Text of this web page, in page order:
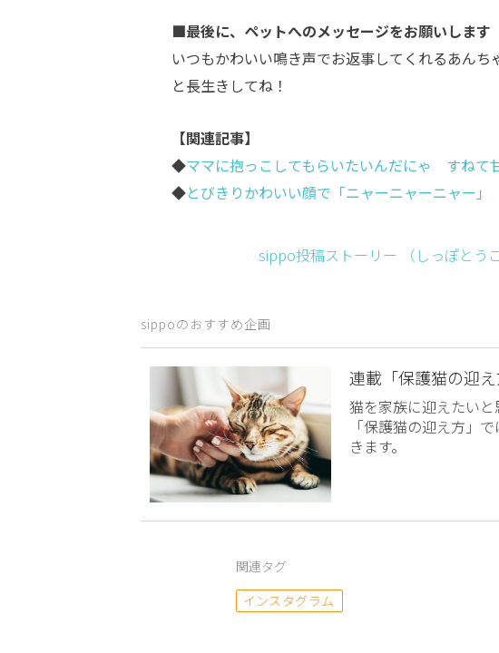
■最後に、ペットへのメッセージをお願いします
いつもかわいい鳴き声でお返事してくれるあん
と長生きしてね！
【関連記事】
◆ママに抱っこしてもらいたいんだにゃ すねて
◆とびきりかわいい顔で「ニャーニャーニャー
sippo投稿ストーリー （しっぽとう
sippoのおすすめ企画
連載「保護猫の迎え
猫を家族に迎えたい
「保護猫の迎え方」
きます。
関連タグ
インスタグラム